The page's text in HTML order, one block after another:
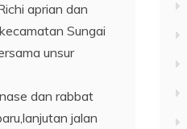
aprian dan
Sungai
unsur
dan rabbat
jalan